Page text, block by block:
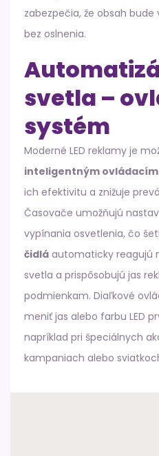
zabezpečia, že obsah
bez oslnenia.
svetla –
systém
Moderné LED reklamy je
inteligentným
ich efektivitu a znižuje
Časovače umožňujú
vypínania osvetlenia, čo
čidlá automaticky reagujú
svetla a prispôsobujú jas
podmienkam. Diaľkové
meniť jas alebo farbu LED
napríklad pri špeciálnych
kampaniach alebo